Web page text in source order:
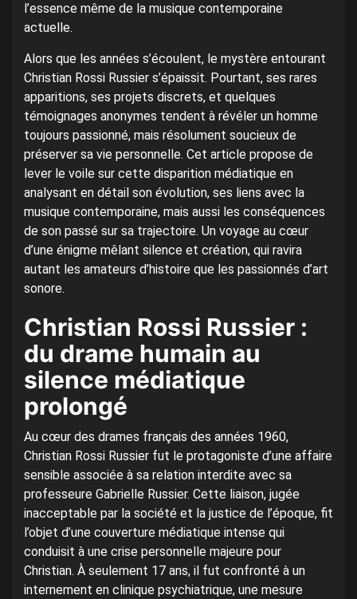
l’essence même de la musique contemporaine
actuelle.
Alors que les années s’écoulent, le mystère entourant
Christian Rossi Russier s’épaissit. Pourtant, ses rares
apparitions, ses projets discrets, et quelques
témoignages anonymes tendent à révéler un homme
toujours passionné, mais résolument soucieux de
préserver sa vie personnelle. Cet article propose de
lever le voile sur cette disparition médiatique en
analysant en détail son évolution, ses liens avec la
musique contemporaine, mais aussi les conséquences
de son passé sur sa trajectoire. Un voyage au cœur
d’une énigme mêlant silence et création, qui ravira
autant les amateurs d’histoire que les passionnés d’art
sonore.
Christian Rossi Russier :
du drame humain au
silence médiatique
prolongé
Au cœur des drames français des années 1960,
Christian Rossi Russier fut le protagoniste d’une affaire
sensible associée à sa relation interdite avec sa
professeure Gabrielle Russier. Cette liaison, jugée
inacceptable par la société et la justice de l’époque, fit
l’objet d’une couverture médiatique intense qui
conduisit à une crise personnelle majeure pour
Christian. À seulement 17 ans, il fut confronté à un
internement en clinique psychiatrique, une mesure